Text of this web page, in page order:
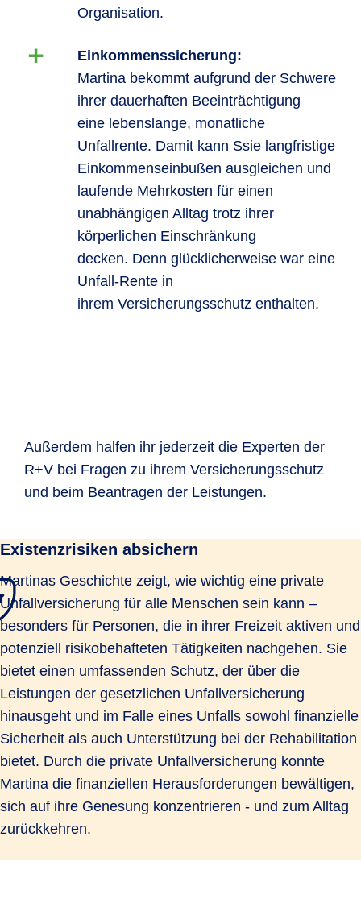
Organisation.
Einkommenssicherung:
Martina bekommt aufgrund der Schwere
ihrer dauerhaften Beeinträchtigung
eine lebenslange, monatliche
Unfallrente. Damit kann Ssie langfristige
Einkommenseinbußen ausgleichen und
laufende Mehrkosten für einen
unabhängigen Alltag trotz ihrer
körperlichen Einschränkung
decken. Denn glücklicherweise war eine
Unfall-Rente in
ihrem Versicherungsschutz enthalten.
Außerdem halfen ihr jederzeit die Experten der
R+V bei Fragen zu ihrem Versicherungsschutz
und beim Beantragen der Leistungen.
Existenzrisiken absichern
Martinas Geschichte zeigt, wie wichtig eine private
Unfallversicherung für alle Menschen sein kann –
besonders für Personen, die in ihrer Freizeit aktiven und
potenziell risikobehafteten Tätigkeiten nachgehen. Sie
bietet einen umfassenden Schutz, der über die
Leistungen der gesetzlichen Unfallversicherung
hinausgeht und im Falle eines Unfalls sowohl finanzielle
Sicherheit als auch Unterstützung bei der Rehabilitation
bietet. Durch die private Unfallversicherung konnte
Martina die finanziellen Herausforderungen bewältigen,
sich auf ihre Genesung konzentrieren - und zum Alltag
zurückkehren.